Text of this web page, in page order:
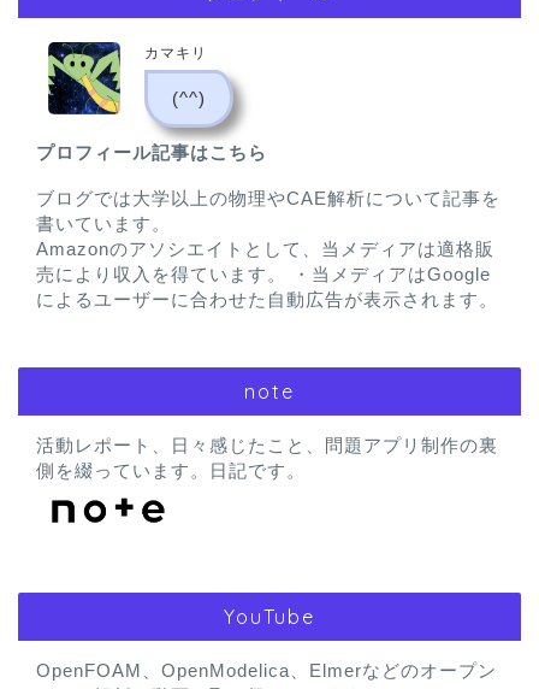
カマキリ
(^^)
プロフィール記事はこちら
ブログでは大学以上の物理やCAE解析について記事を
書いています。
Amazonのアソシエイトとして、当メディアは適格販
売により収入を得ています。 ・当メディアはGoogle
によるユーザーに合わせた自動広告が表示されます。
note
活動レポート、日々感じたこと、問題アプリ制作の裏
側を綴っています。日記です。
YouTube
OpenFOAM、OpenModelica、Elmerなどのオープン